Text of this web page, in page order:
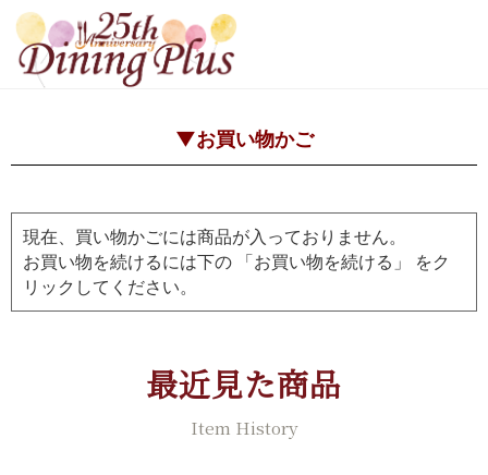
▼お買い物かご
現在、買い物かごには商品が入っておりません。
お買い物を続けるには下の 「お買い物を続ける」 をク
リックしてください。
最近見た商品
Item History